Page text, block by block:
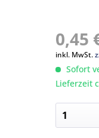
0,45
inkl. MwSt.
Sofort
Lieferzeit